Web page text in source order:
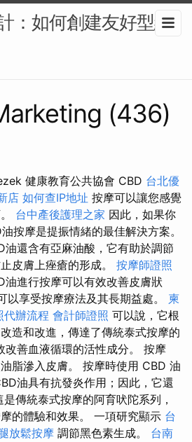
：如何創建友好型網
(436)
健康教育公共協會 CBD 台北優
店 如何查IP地址 按摩可以讓您感覺
台中產後護理之家 因此，如果你
按摩是提振情緒的最佳解決方案。
油還含有亞麻油酸，它有助於調節
皮膚上痤瘡的形成。 按摩師證照
油進行按摩可以有效改善皮膚狀
以享受按摩療法及其長期益處。 柬
代辦流程 會計師證照 可以說，它根
造和改進，傳達了傳統泰式按摩的
改善血液循環的活性成分。 按摩
脂滲入皮膚。 按摩時使用 CBD 油
油具有抗發炎作用；因此，它還
傳統泰式按摩的阿育吠陀系列，
的體驗和效果。 一項研究顯示 台
放鬆按摩 調節黑色素生成。 台南